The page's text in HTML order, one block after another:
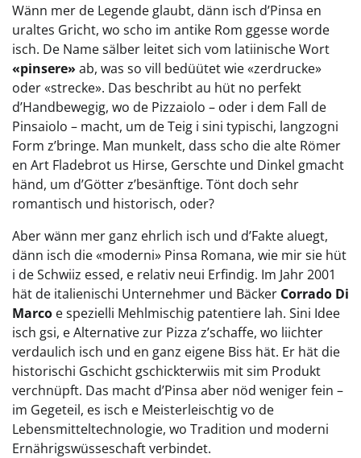
Wänn mer de Legende glaubt, dänn isch d’Pinsa en
uraltes Gricht, wo scho im antike Rom ggesse worde
isch. De Name sälber leitet sich vom latiinische Wort
«pinsere» ab, was so vill bedüütet wie «zerdrucke»
oder «strecke». Das beschribt au hüt no perfekt
d’Handbewegig, wo de Pizzaiolo – oder i dem Fall de
Pinsaiolo – macht, um de Teig i sini typischi, langzogni
Form z’bringe. Man munkelt, dass scho die alte Römer
en Art Fladebrot us Hirse, Gerschte und Dinkel gmacht
händ, um d’Götter z’besänftige. Tönt doch sehr
romantisch und historisch, oder?
Aber wänn mer ganz ehrlich isch und d’Fakte aluegt,
dänn isch die «moderni» Pinsa Romana, wie mir sie hüt
i de Schwiiz essed, e relativ neui Erfindig. Im Jahr 2001
hät de italienischi Unternehmer und Bäcker Corrado Di
Marco e spezielli Mehlmischig patentiere lah. Sini Idee
isch gsi, e Alternative zur Pizza z’schaffe, wo liichter
verdaulich isch und en ganz eigene Biss hät. Er hät die
historischi Gschicht gschickterwiis mit sim Produkt
verchnüpft. Das macht d’Pinsa aber nöd weniger fein –
im Gegeteil, es isch e Meisterleischtig vo de
Lebensmitteltechnologie, wo Tradition und moderni
Ernährigswüsseschaft verbindet.